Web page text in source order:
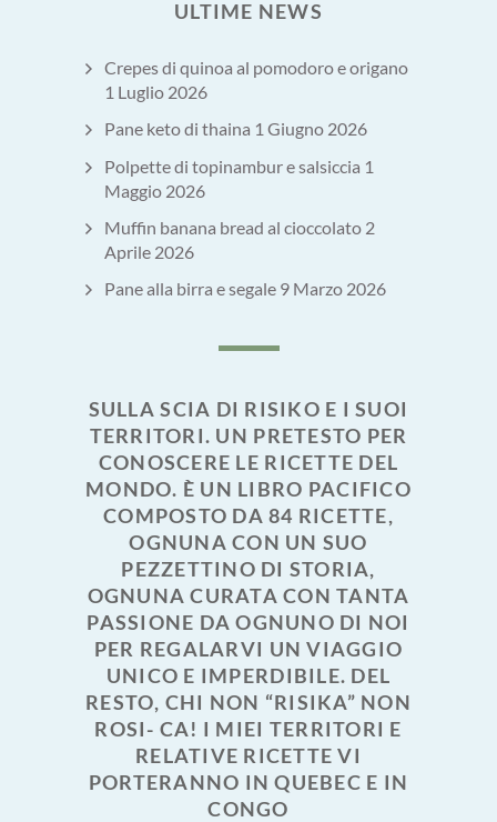
ULTIME NEWS
Crepes di quinoa al pomodoro e origano
1 Luglio 2026
Pane keto di thaina 1 Giugno 2026
Polpette di topinambur e salsiccia 1
Maggio 2026
Muffin banana bread al cioccolato 2
Aprile 2026
Pane alla birra e segale 9 Marzo 2026
SULLA SCIA DI RISIKO E I SUOI
TERRITORI. UN PRETESTO PER
CONOSCERE LE RICETTE DEL
MONDO. È UN LIBRO PACIFICO
COMPOSTO DA 84 RICETTE,
OGNUNA CON UN SUO
PEZZETTINO DI STORIA,
OGNUNA CURATA CON TANTA
PASSIONE DA OGNUNO DI NOI
PER REGALARVI UN VIAGGIO
UNICO E IMPERDIBILE. DEL
RESTO, CHI NON “RISIKA” NON
ROSI- CA! I MIEI TERRITORI E
RELATIVE RICETTE VI
PORTERANNO IN QUEBEC E IN
CONGO